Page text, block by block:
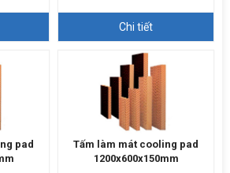
Chi tiết
pad
Tấm làm mát cooling pad
1200x600x150mm